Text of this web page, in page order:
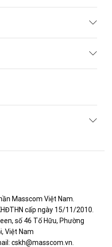
Masscom Việt Nam.
cấp ngày 15/11/2010.
số 46 Tố Hữu, Phường
Việt Nam
cskh@masscom.vn.